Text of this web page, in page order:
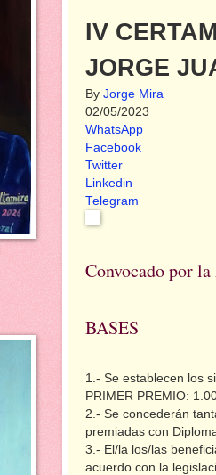
IV
JORGE
By Jorge Mira
02/05/2023
WhatsApp
Facebook
Twitter
Linkedin
Telegram
Convocado por
BASES
1.- Se establecen los
PRIMER PREMIO:
2.- Se concederán
premiadas con
3.- El/la los/las
acuerdo con la